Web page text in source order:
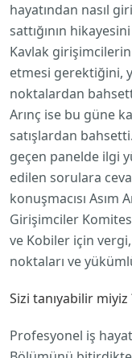
hayatından nasıl
sattığının
Kavlak
etmesi gerektiğini,
noktalardan
Arınç ise bu güne
satışlardan
geçen panelde ilgi
edilen sorulara
konuşmacısı Asım
Girişimciler
ve Kobiler için
noktaları ve
Sizi tanıyabilir miyiz
Profesyonel iş